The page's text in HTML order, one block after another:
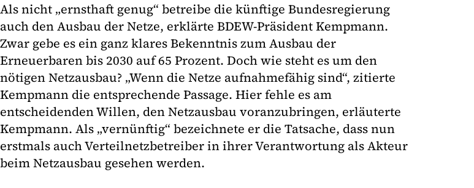
Als nicht „ernsthaft genug“ betreibe die künftige Bundesregierung
auch den Ausbau der Netze, erklärte BDEW-Präsident Kempmann.
Zwar gebe es ein ganz klares Bekenntnis zum Ausbau der
Erneuerbaren bis 2030 auf 65 Prozent. Doch wie steht es um den
nötigen Netzausbau? „Wenn die Netze aufnahmefähig sind“, zitierte
Kempmann die entsprechende Passage. Hier fehle es am
entscheidenden Willen, den Netzausbau voranzubringen, erläuterte
Kempmann. Als „vernünftig“ bezeichnete er die Tatsache, dass nun
erstmals auch Verteilnetzbetreiber in ihrer Verantwortung als Akteur
beim Netzausbau gesehen werden.